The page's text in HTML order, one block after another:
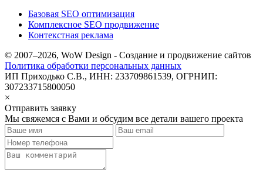
Базовая SEO оптимизация
Комплексное SEO продвижение
Контекстная реклама
© 2007–2026, WoW Design - Создание и продвижение сайтов
Политика обработки персональных данных
ИП Приходько С.В., ИНН: 233709861539, ОГРНИП:
307233715800050
×
Отправить заявку
Мы свяжемся с Вами и обсудим все детали вашего проекта